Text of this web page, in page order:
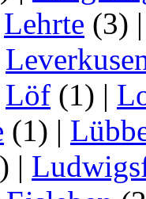
Lehrte (3)
Löf (1) |
(1) |
|